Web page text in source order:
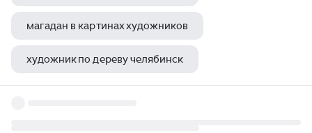
магадан в картинах художников
художник по дереву челябинск